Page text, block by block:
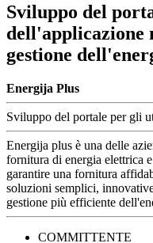
Sviluppo del
dell'applicazione
gestione
Energija Plus
Sviluppo del portale per gli
Energija plus è una delle
fornitura di energia elettrica
garantire una fornitura
soluzioni semplici,
gestione più efficiente
COMMITTENTE